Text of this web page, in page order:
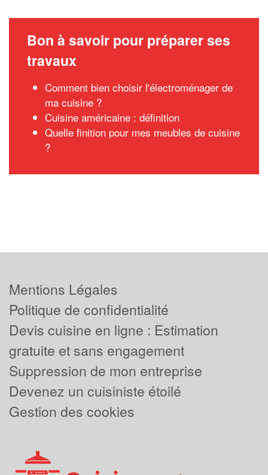
Bon à savoir pour préparer ses
travaux
Comment bien choisir l'électroménager de
ma cuisine ?
Cuisine américaine : définition
Quelle finition pour mes meubles de cuisine
?
Mentions Légales
Politique de confidentialité
Devis cuisine en ligne : Estimation
gratuite et sans engagement
Suppression de mon entreprise
Devenez un cuisiniste étoilé
Gestion des cookies